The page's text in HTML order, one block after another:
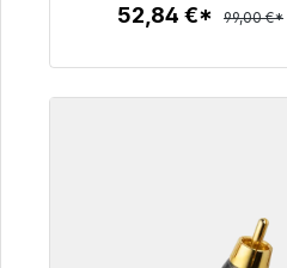
52,84 €* 99,00 €*